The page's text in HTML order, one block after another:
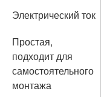
Электрический ток
Простая,
подходит для
самостоятельного
монтажа